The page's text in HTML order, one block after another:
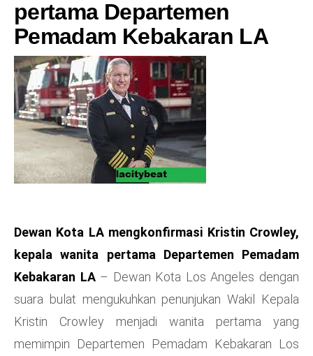
pertama Departemen
Pemadam Kebakaran LA
Dewan Kota LA mengkonfirmasi Kristin Crowley,
kepala wanita pertama Departemen Pemadam
Kebakaran LA– Dewan Kota Los Angeles dengan
suara bulat mengukuhkan penunjukan Wakil Kepala
Kristin Crowley menjadi wanita pertama yang
memimpin Departemen Pemadam Kebakaran Los